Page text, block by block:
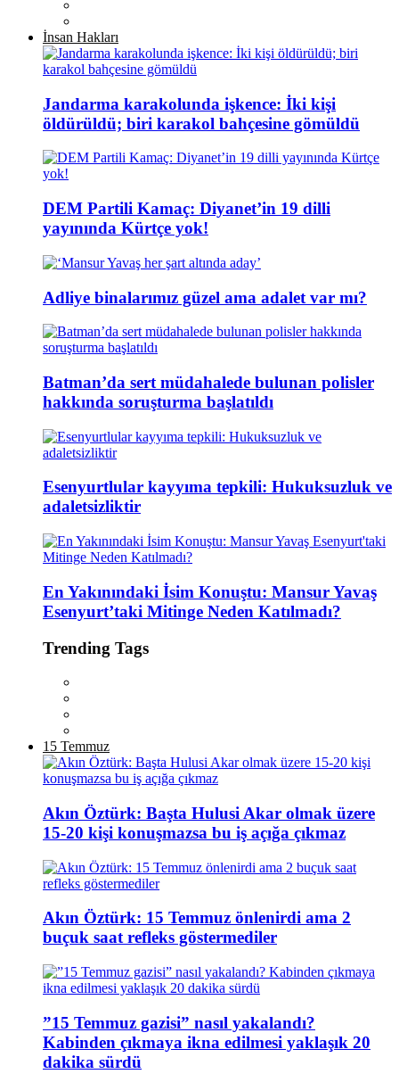
İnsan Hakları
Jandarma karakolunda işkence: İki kişi
öldürüldü; biri karakol bahçesine gömüldü
DEM Partili Kamaç: Diyanet’in 19 dilli
yayınında Kürtçe yok!
Adliye binalarımız güzel ama adalet var mı?
Batman’da sert müdahalede bulunan polisler
hakkında soruşturma başlatıldı
Esenyurtlular kayyıma tepkili: Hukuksuzluk ve
adaletsizliktir
En Yakınındaki İsim Konuştu: Mansur Yavaş
Esenyurt’taki Mitinge Neden Katılmadı?
Trending Tags
15 Temmuz
Akın Öztürk: Başta Hulusi Akar olmak üzere
15-20 kişi konuşmazsa bu iş açığa çıkmaz
Akın Öztürk: 15 Temmuz önlenirdi ama 2
buçuk saat refleks göstermediler
”15 Temmuz gazisi” nasıl yakalandı?
Kabinden çıkmaya ikna edilmesi yaklaşık 20
dakika sürdü